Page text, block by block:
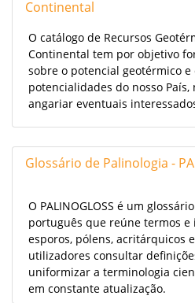
Continental
O catálogo de Recursos
Continental tem por objetivo
sobre o potencial geotérmico e
potencialidades do nosso
angariar eventuais
Glossário de Palinologia -
O PALINOGLOSS é um
português que reúne termos e
esporos, pólens, acritárquicos
utilizadores consultar
uniformizar a terminologia
em constante atualização.